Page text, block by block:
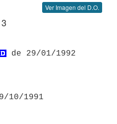
Ver Imagen del D.O.
de 29/01/1992
10/1991